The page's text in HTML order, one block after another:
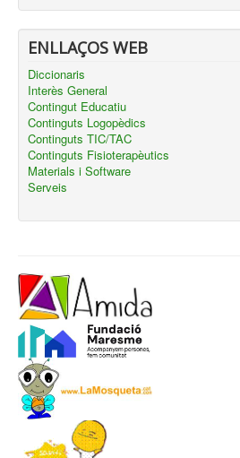
ENLLAÇOS WEB
Diccionaris
Interès General
Contingut Educatiu
Continguts Logopèdics
Continguts TIC/TAC
Continguts Fisioterapèutics
Materials i Software
Serveis